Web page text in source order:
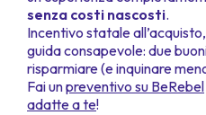
senza costi nascosti.
Incentivo statale
guida consapevole: due
risparmiare (e inquinare
Fai unpreventivo su BeRebel
adatte a te!